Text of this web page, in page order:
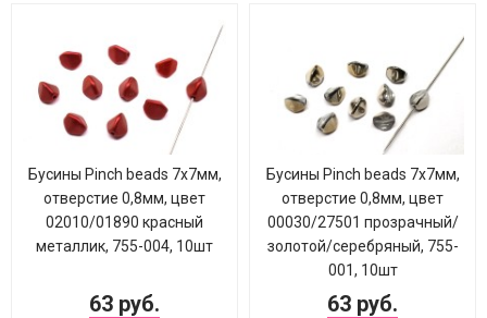
Бусины Pinch beads 7х7мм,
отверстие 0,8мм, цвет
02010/01890 красный
металлик, 755-004, 10шт
63 руб.
Бусины Pinch beads 7х7мм,
отверстие 0,8мм, цвет
00030/27501 прозрачный/
золотой/серебряный, 755-
001, 10шт
63 руб.